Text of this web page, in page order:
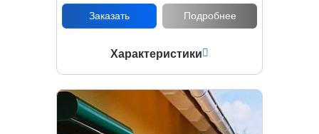
Заказать Подробнее
Характеристики